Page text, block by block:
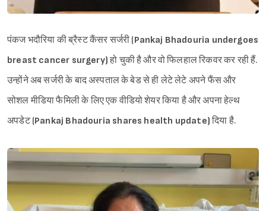
पंकज भदौरिया की ब्रैस्ट कैंसर सर्जरी (Pankaj Bhadouria undergoes
breast cancer surgery)हो चुकी है और वो फिलहाल रिकवर कर रही हैं.
उन्होंने अब सर्जरी के बाद अस्पताल के बेड से ही लेटे लेटे अपने फैंस और
सोशल मीडिया फैमिली के लिए एक वीडियो शेयर किया है और अपना हेल्थ
अपडेट (Pankaj Bhadouria shares health update)दिया है.